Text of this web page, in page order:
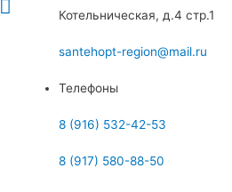
Котельническая, д.4 стр.1
santehopt-region@mail.ru
Телефоны
8 (916) 532-42-53
8 (917) 580-88-50